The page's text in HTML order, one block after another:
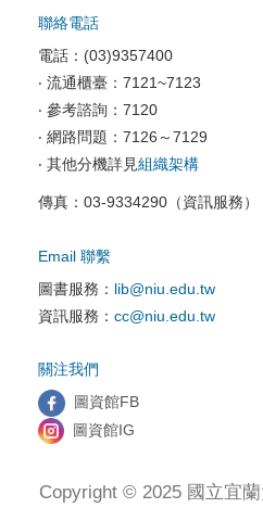
校園資訊安全
電腦教室相關
資訊服務申請
聯絡電話
電話：(03)9357400
‧ 流通櫃臺：7121~7123
‧ 參考諮詢：7120
‧ 網路問題：7126～7129
‧ 其他分機詳見組織架構
傳真：03-9334290（資訊服務）
Email 聯繫
圖書服務： lib@niu.edu.tw
資訊服務： cc@niu.edu.tw
關注我們
圖資館FB
圖資館IG
Copyright © 2025 國立宜